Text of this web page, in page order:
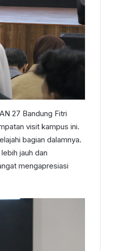
27 Bandung Fitri
visit kampus ini.
bagian dalamnya.
jauh dan
mengapresiasi